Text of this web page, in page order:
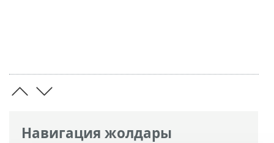
Навигация жолдары